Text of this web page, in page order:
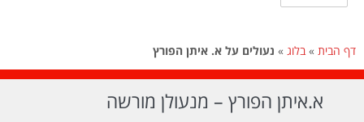
דף הבית » בלוג » נעולים על א. איתן הפורץ
א.איתן הפורץ – מנעולן מורשה